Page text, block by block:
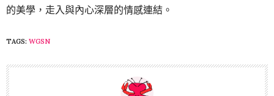
的美學，走入與內心深層的情感連結。
TAGS: WGSN